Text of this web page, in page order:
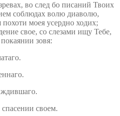
во след бо писаний Твоих
соблюдах волю диаволю,
моея усердно ходих;
свое, со слезами ищу Тебе,
зовя:
своем.